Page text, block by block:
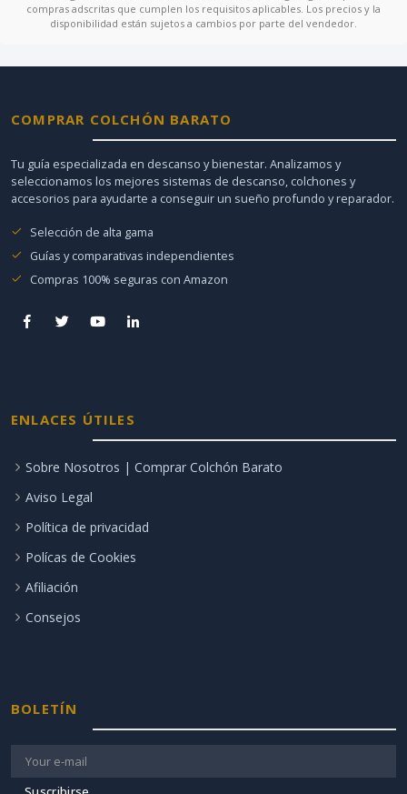
compras adscritas que cumplen los requisitos aplicables. Los precios y la
disponibilidad están sujetos a cambios por parte del vendedor.
COMPRAR COLCHÓN BARATO
Tu guía especializada en descanso y bienestar. Analizamos y
seleccionamos los mejores sistemas de descanso, colchones y
accesorios para ayudarte a conseguir un sueño profundo y reparador.
Selección de alta gama
Guías y comparativas independientes
Compras 100% seguras con Amazon
ENLACES ÚTILES
Sobre Nosotros | Comprar Colchón Barato
Aviso Legal
Política de privacidad
Polícas de Cookies
Afiliación
Consejos
BOLETÍN